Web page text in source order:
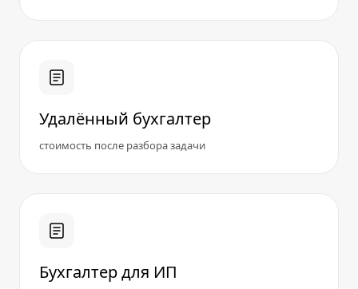
Удалённый бухгалтер
стоимость после разбора задачи
Бухгалтер для ИП